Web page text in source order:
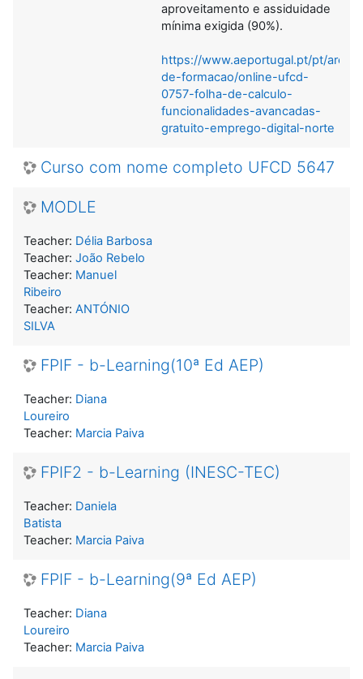
aproveitamento e assiduidade
mínima exigida (90%).
https://www.aeportugal.pt/pt/areas-
de-formacao/online-ufcd-
0757-folha-de-calculo-
funcionalidades-avancadas-
gratuito-emprego-digital-norte
Curso com nome completo UFCD 5647
MODLE
Teacher: Délia Barbosa
Teacher: João Rebelo
Teacher: Manuel
Ribeiro
Teacher: ANTÓNIO
SILVA
FPIF - b-Learning(10ª Ed AEP)
Teacher: Diana
Loureiro
Teacher: Marcia Paiva
FPIF2 - b-Learning (INESC-TEC)
Teacher: Daniela
Batista
Teacher: Marcia Paiva
FPIF - b-Learning(9ª Ed AEP)
Teacher: Diana
Loureiro
Teacher: Marcia Paiva